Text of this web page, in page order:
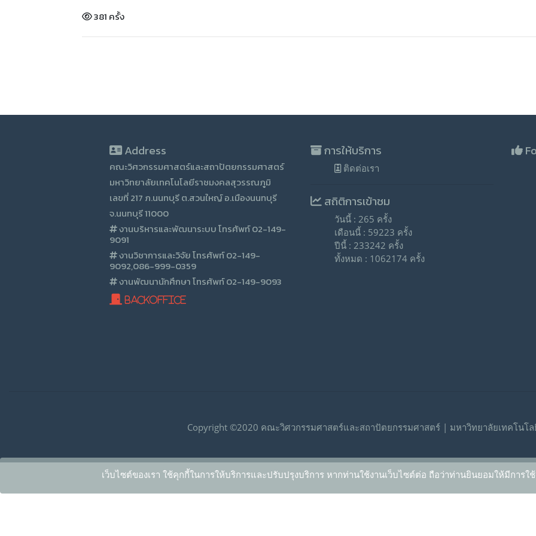
381 ครั้ง
Address
คณะวิศวกรรมศาสตร์และสถาปัตยกรรมศาสตร์
มหาวิทยาลัยเทคโนโลยีราชมงคลสุวรรณภูมิ
เลขที่ 217 ภ.นนทบุรี ต.สวนใหญ์ อ.เมืองนนทบุรี
จ.นนทบุรี 11000
งานบริหารและพัฒนาระบบ โทรศัพท์ 02-149-
9091
งานวิชาการและวิจัย โทรศัพท์ 02-149-
9092,086-999-0359
งานพัฒนานักศึกษา โทรศัพท์ 02-149-9093
BackOffice
การให้บริการ
ติดต่อเรา
สถิติการเข้าชม
วันนี้ : 265 ครั้ง
เดือนนี้ : 59223 ครั้ง
ปีนี้ : 233242 ครั้ง
ทั้งหมด : 1062174 ครั้ง
Copyright ©2020 คณะวิศวกรรมศาสตร์และสถาปัตยกรรมศาสตร์ | มหาวิทยาลัยเทคโนโ
เว็บไซต์ของเรา ใช้คุกกี้ในการให้บริการและปรับปรุงบริการ หากท่านใช้งานเว็บไซต์ต่อ ถือว่าท่านยินยอมให้มีการใ